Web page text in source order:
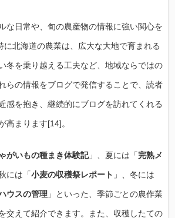
な日常や、旬の農産物の情報に強い関心を
に北海道の農業は、広大な大地で育まれる
冬を乗り越える工夫など、地域ならではの
らの情報をブログで発信することで、読者
感を抱き、継続的にブログを訪れてくれる
高まります[14]。
がいもの種まき体験記」、夏には「完熟メ
には「小麦の収穫祭レポート 」、冬には
ウスの管理 」といった、季節ごとの農作業
交えて紹介できます。また、収穫したての